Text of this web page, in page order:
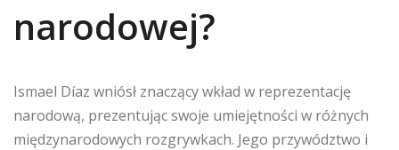
narodowej?
Ismael Díaz wniósł znaczący wkład w reprezentację
narodową, prezentując swoje umiejętności w różnych
międzynarodowych rozgrywkach. Jego przywództwo i